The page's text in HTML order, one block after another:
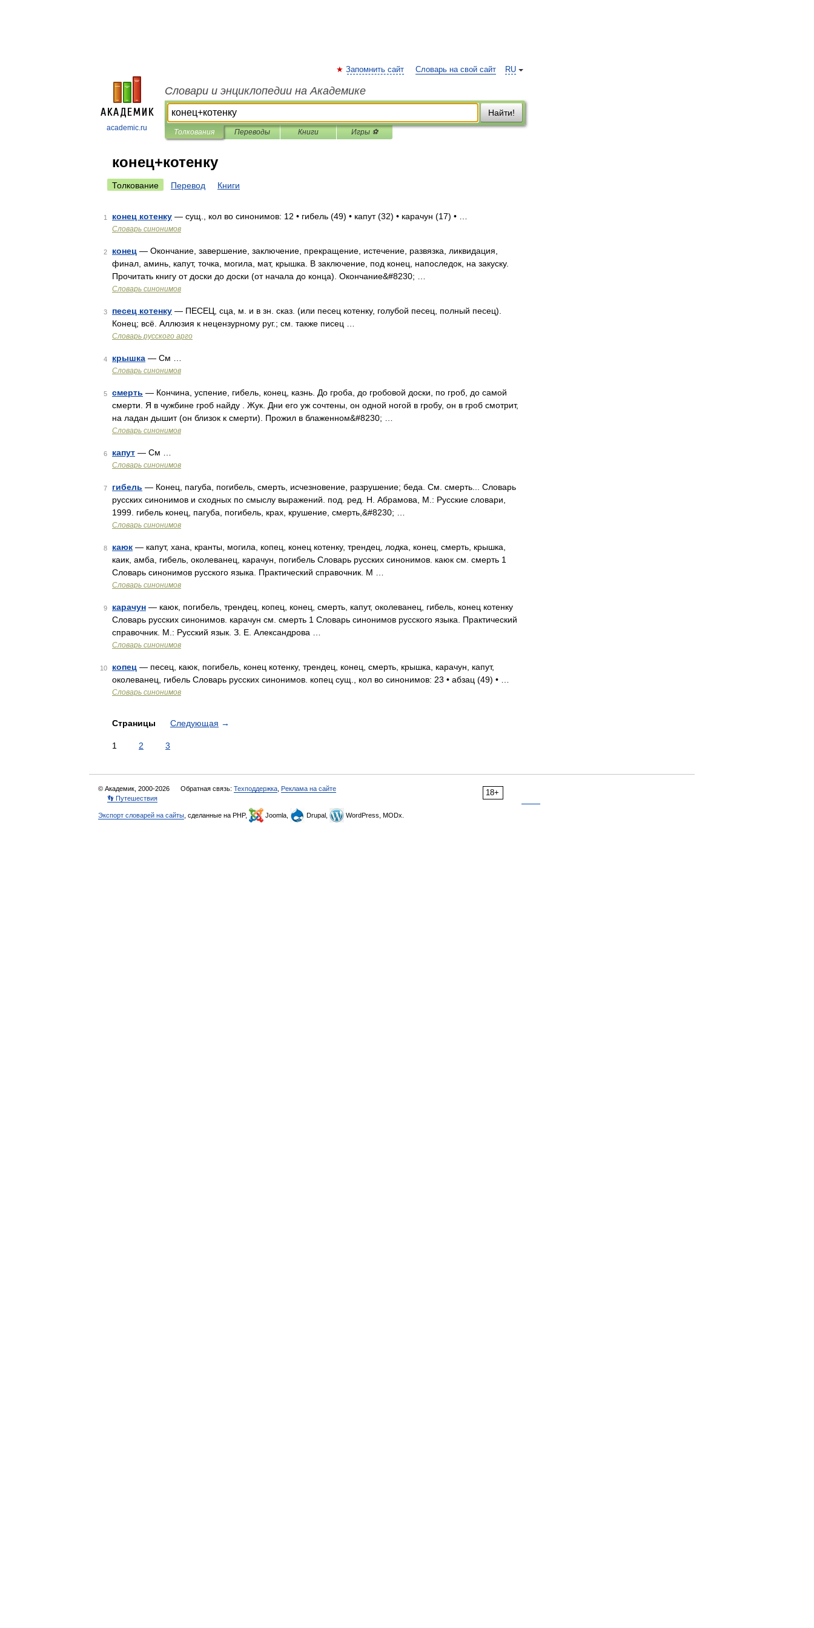
academic.ru
RU
Запомнить сайт Словарь на свой сайт
Словари и энциклопедии на Академике
Найти!
Толкования Переводы Книги Игры ⚽
конец+котенку
Толкование Перевод Книги
1 конец котенку — сущ., кол во синонимов: 12 • гибель (49) • капут (32) • карачун (17) • …
Словарь синонимов
2 конец — Окончание, завершение, заключение, прекращение, истечение, развязка, ликвидация,
финал, аминь, капут, точка, могила, мат, крышка. В заключение, под конец, напоследок, на закуску.
Прочитать книгу от доски до доски (от начала до конца). Окончание&#8230; …
Словарь синонимов
3 песец котенку — ПЕСЕЦ, сца, м. и в зн. сказ. (или песец котенку, голубой песец, полный песец).
Конец; всё. Аллюзия к нецензурному руг.; см. также писец …
Словарь русского арго
4 крышка — См …
Словарь синонимов
5 смерть — Кончина, успение, гибель, конец, казнь. До гроба, до гробовой доски, по гроб, до самой
смерти. Я в чужбине гроб найду . Жук. Дни его уж сочтены, он одной ногой в гробу, он в гроб смотрит,
на ладан дышит (он близок к смерти). Прожил в блаженном&#8230; …
Словарь синонимов
6 капут — См …
Словарь синонимов
7 гибель — Конец, пагуба, погибель, смерть, исчезновение, разрушение; беда. См. смерть... Словарь
русских синонимов и сходных по смыслу выражений. под. ред. Н. Абрамова, М.: Русские словари,
1999. гибель конец, пагуба, погибель, крах, крушение, смерть,&#8230; …
Словарь синонимов
8 каюк — капут, хана, кранты, могила, копец, конец котенку, трендец, лодка, конец, смерть, крышка,
каик, амба, гибель, околеванец, карачун, погибель Словарь русских синонимов. каюк см. смерть 1
Словарь синонимов русского языка. Практический справочник. М …
Словарь синонимов
9 карачун — каюк, погибель, трендец, копец, конец, смерть, капут, околеванец, гибель, конец котенку
Словарь русских синонимов. карачун см. смерть 1 Словарь синонимов русского языка. Практический
справочник. М.: Русский язык. З. Е. Александрова …
Словарь синонимов
10 копец — песец, каюк, погибель, конец котенку, трендец, конец, смерть, крышка, карачун, капут,
околеванец, гибель Словарь русских синонимов. копец сущ., кол во синонимов: 23 • абзац (49) • …
Словарь синонимов
Страницы Следующая →
1 2 3
18+
© Академик, 2000-2026 Обратная связь: Техподдержка Реклама на сайте
👣 Путешествия
Экспорт словарей на сайты , сделанные на PHP, Joomla, Drupal, WordPress, MODx.